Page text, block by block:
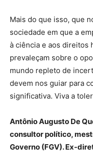
Mais do que isso, que
sociedade em que a
à ciência e aos direitos
prevaleçam sobre o
mundo repleto de
devem nos guiar para
significativa. Viva a
Antônio Augusto De
consultor político,
Governo (FGV). Ex-